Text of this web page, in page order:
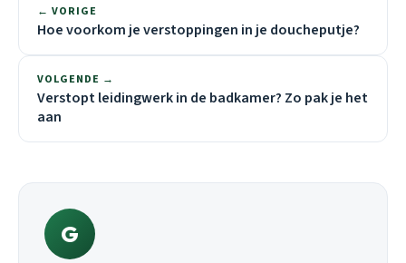
← VORIGE
Hoe voorkom je verstoppingen in je doucheputje?
VOLGENDE →
Verstopt leidingwerk in de badkamer? Zo pak je het
aan
G